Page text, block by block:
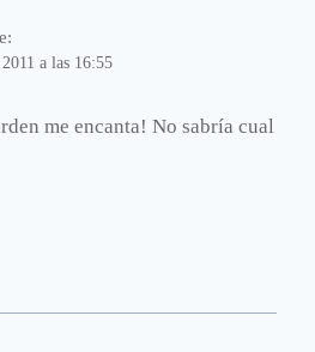
a las 16:55
me encanta! No sabría cual